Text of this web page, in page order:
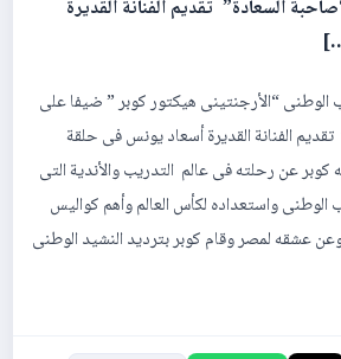
السعادة” تقديم الفنانة القديرة
الوطنى “الأرجنتينى هيكتور كوبر ” ضيفا على
الفنانة القديرة أسعاد يونس فى حلقة
كوبر عن رحلته فى عالم التدريب والأندية التى
الوطنى واستعداده لكأس العالم وأهم كواليس
وعن عشقه لمصر وقام كوبر بترديد النشيد الوطنى